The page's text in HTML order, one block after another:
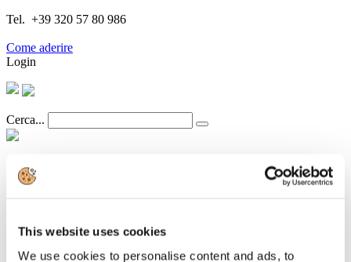
This website uses cookies
We use cookies to personalise content and ads, to
Tel. +39 320 57 80 986
Come aderire
Login
Cerca...
crescere con l’ingresso di Atahotels
Dettagli